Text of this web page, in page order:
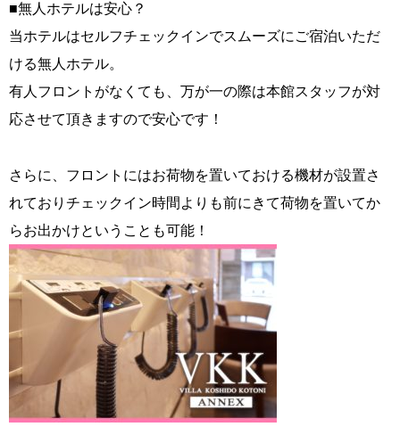
■無人ホテルは安心？
当ホテルはセルフチェックインでスムーズにご宿泊いただ
ける無人ホテル。
有人フロントがなくても、万が一の際は本館スタッフが対
応させて頂きますので安心です！
さらに、フロントにはお荷物を置いておける機材が設置さ
れておりチェックイン時間よりも前にきて荷物を置いてか
らお出かけということも可能！